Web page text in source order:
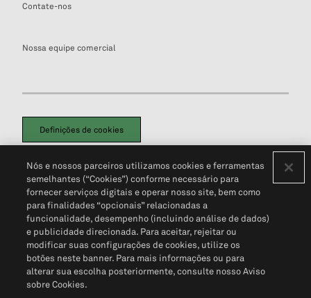
Contate-nos
Nossa equipe comercial
Definições de cookies
Política de PrivacidadePortal de privacidade do cliente (em inglês)
Não Venda Minhas Informações Pessoais© 2026 S&P Global
Nós e nossos parceiros utilizamos cookies e ferramentas
semelhantes (“Cookies”) conforme necessário para
fornecer serviços digitais e operar nosso site, bem como
para finalidades “opcionais” relacionadas a
funcionalidade, desempenho (incluindo análise de dados)
e publicidade direcionada. Para aceitar, rejeitar ou
modificar suas configurações de cookies, utilize os
botões neste banner. Para mais informações ou para
alterar sua escolha posteriormente, consulte nosso Aviso
sobre Cookies.